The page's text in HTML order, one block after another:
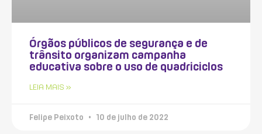
Órgãos públicos de segurança e de
trânsito organizam campanha
educativa sobre o uso de quadriciclos
LEIA MAIS »
Felipe Peixoto 10 de julho de 2022